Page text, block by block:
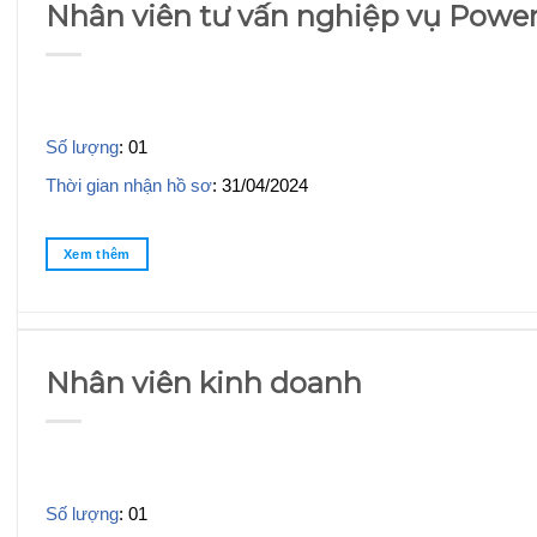
Nhân viên tư vấn nghiệp vụ
Số lượng: 01
Thời gian nhận hồ sơ: 31/04/2024
Xem thêm
Nhân viên kinh doanh
Số lượng: 01